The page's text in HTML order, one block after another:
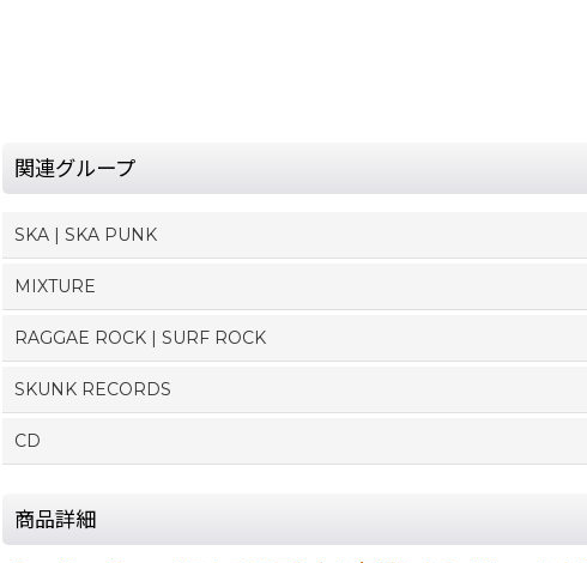
関連グループ
SKA | SKA PUNK
MIXTURE
RAGGAE ROCK | SURF ROCK
SKUNK RECORDS
CD
商品詳細